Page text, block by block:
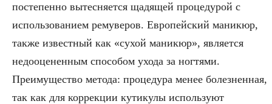
постепенно вытесняется щадящей процедурой с
использованием ремуверов. Европейский маникюр,
также известный как «сухой маникюр», является
недооцененным способом ухода за ногтями.
Преимущество метода: процедура менее болезненная,
так как для коррекции кутикулы используют